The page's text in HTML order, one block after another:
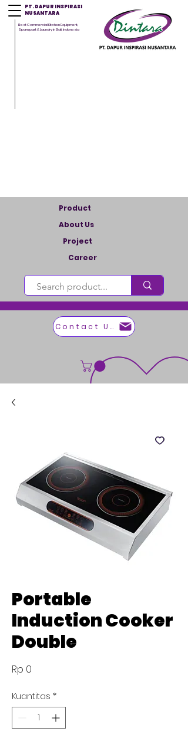
PT. DAPUR INSPIRASI
NUSANTARA
Best Commercial Kitchen Equipment,
Sparepart & Laundry in Bali, Indonesia
Career
Contact Us
Product
About Us
Project
Portable
Induction Cooker
Double
Rp 0
Kuantitas *